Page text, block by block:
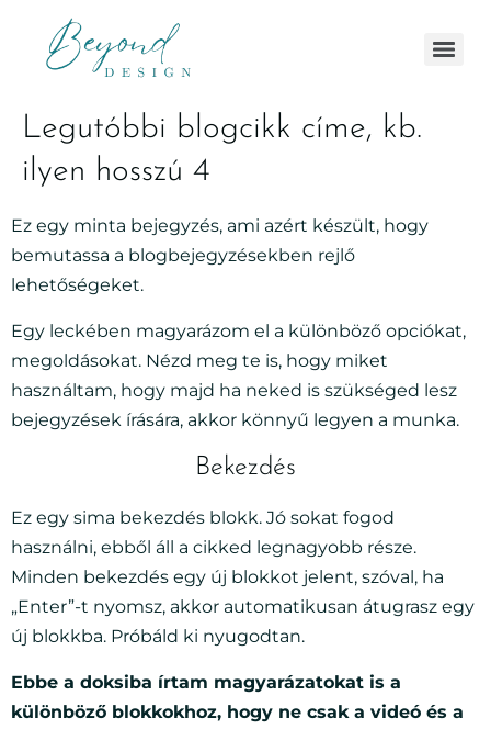
Legutóbbi blogcikk címe, kb.
ilyen hosszú 4
Ez egy minta bejegyzés, ami azért készült, hogy
bemutassa a blogbejegyzésekben rejlő
lehetőségeket.
Egy leckében magyarázom el a különböző opciókat,
megoldásokat. Nézd meg te is, hogy miket
használtam, hogy majd ha neked is szükséged lesz
bejegyzések írására, akkor könnyű legyen a munka.
Bekezdés
Ez egy sima bekezdés blokk. Jó sokat fogod
használni, ebből áll a cikked legnagyobb része.
Minden bekezdés egy új blokkot jelent, szóval, ha
„Enter”-t nyomsz, akkor automatikusan átugrasz egy
új blokkba. Próbáld ki nyugodtan.
Ebbe a doksiba írtam magyarázatokat is a
különböző blokkokhoz, hogy ne csak a videó és a